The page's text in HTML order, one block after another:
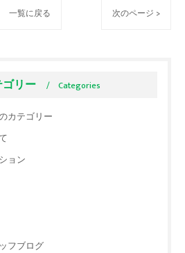
一覧に戻る 次のページ >
リー Categories
カテゴリー
ョン
フブログ